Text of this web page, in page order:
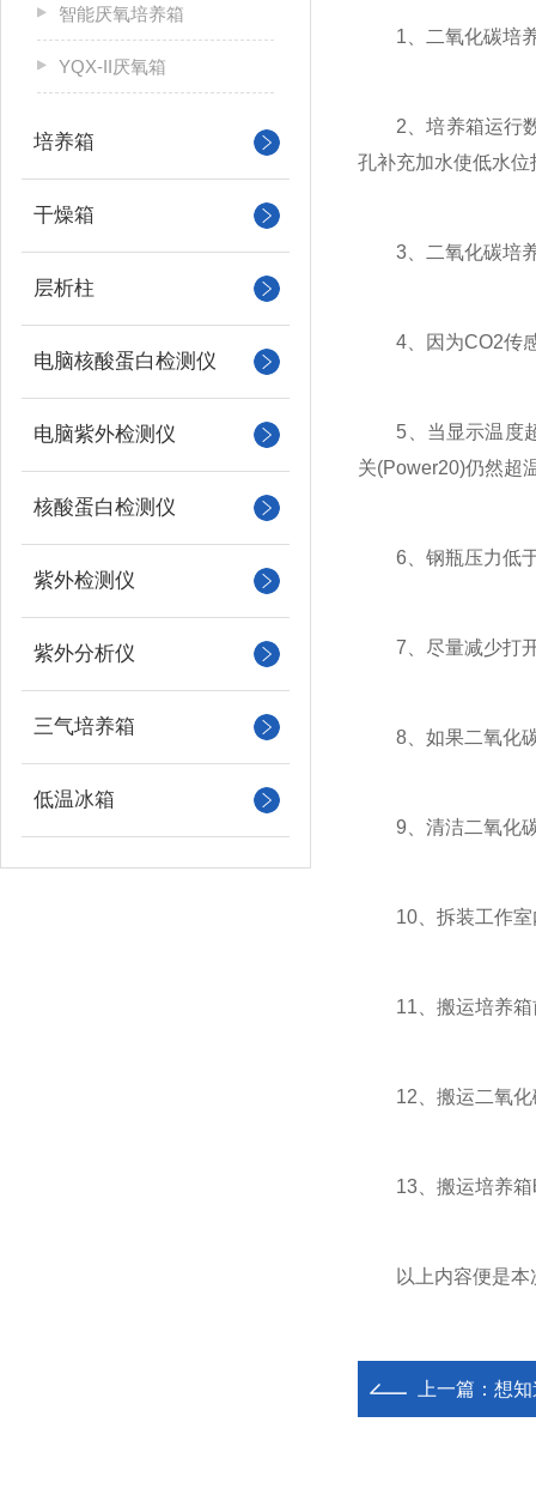
智能厌氧培养箱
YQX-II厌氧箱
培养箱
干燥箱
层析柱
电脑核酸蛋白检测仪
电脑紫外检测仪
核酸蛋白检测仪
紫外检测仪
紫外分析仪
三气培养箱
低温冰箱
1、二氧化碳培养
2、培养箱运行数
孔补充加水使低水
3、二氧化碳培养
4、因为CO2传感
5、当显示温度超
关(Power20)仍然超
6、钢瓶压力低于
7、尽量减少打开
8、如果二氧化碳
9、清洁二氧化碳
10、拆装工作室
11、搬运培养箱前
12、搬运二氧化
13、搬运培养箱
以上内容便是本次
上一篇： 想